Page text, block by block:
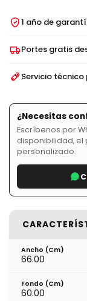
1 año de
Portes gratis
Servicio
¿Necesitas
Escríbenos por
disponibilidad, el
personalizado.
Ancho (cm)
66.00
Fondo (cm)
60.00